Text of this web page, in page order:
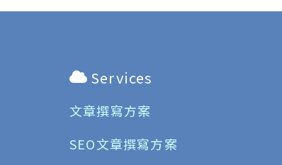
Services
文章撰寫方案
SEO文章撰寫方案